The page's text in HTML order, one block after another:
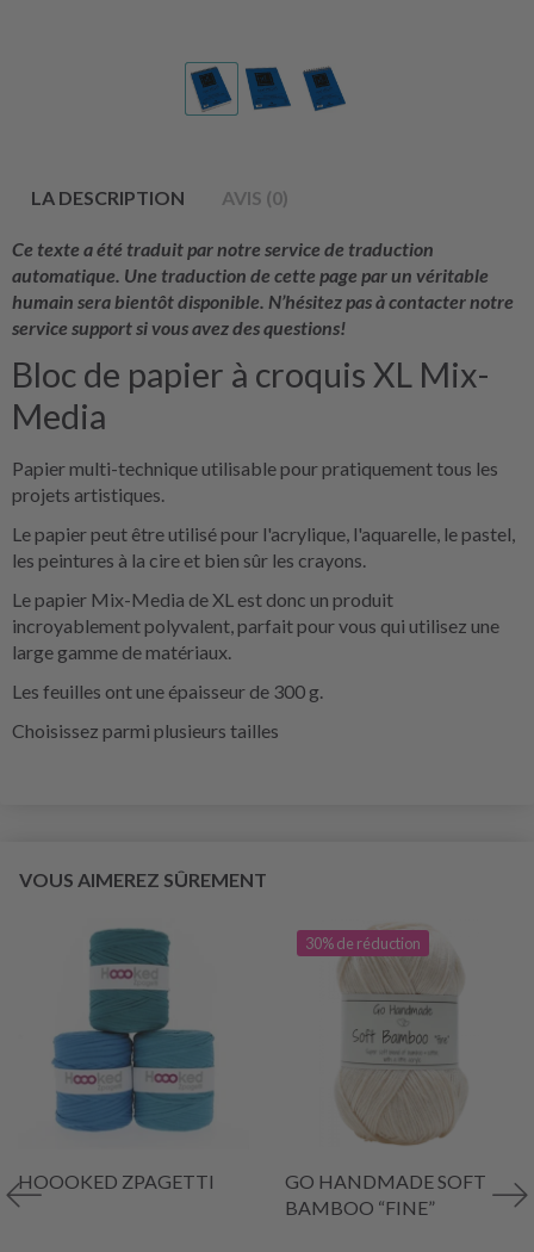
LA DESCRIPTION AVIS (0)
Ce texte a été traduit par notre service de traduction
automatique. Une traduction de cette page par un véritable
humain sera bientôt disponible. N’hésitez pas à contacter notre
service support si vous avez des questions!
Bloc de papier à croquis XL Mix-
Media
Papier multi-technique utilisable pour pratiquement tous les
projets artistiques.
Le papier peut être utilisé pour l'acrylique, l'aquarelle, le pastel,
les peintures à la cire et bien sûr les crayons.
Le papier Mix-Media de XL est donc un produit
incroyablement polyvalent, parfait pour vous qui utilisez une
large gamme de matériaux.
Les feuilles ont une épaisseur de 300 g.
Choisissez parmi plusieurs tailles
VOUS AIMEREZ SÛREMENT
HOOOKED ZPAGETTI
30% de réduction
GO HANDMADE SOFT
BAMBOO “FINE”